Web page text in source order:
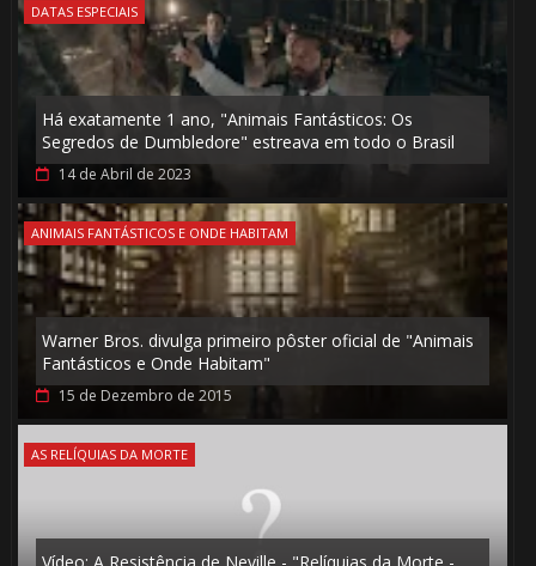
DATAS ESPECIAIS
Há exatamente 1 ano, "Animais Fantásticos: Os
Segredos de Dumbledore" estreava em todo o Brasil
14 de Abril de 2023
ANIMAIS FANTÁSTICOS E ONDE HABITAM
Warner Bros. divulga primeiro pôster oficial de "Animais
Fantásticos e Onde Habitam"
15 de Dezembro de 2015
AS RELÍQUIAS DA MORTE
Vídeo: A Resistência de Neville - "Relíquias da Morte -